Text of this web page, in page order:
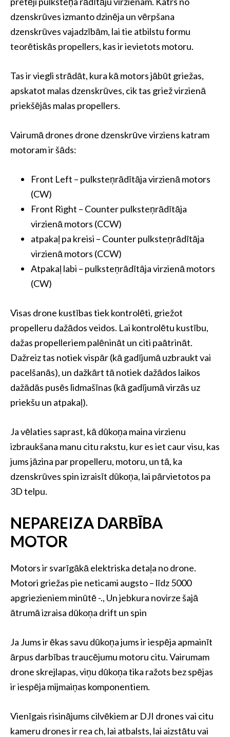
dzenskrūves izmanto dzinēja un vērpšana
dzenskrūves vajadzībām, lai tie atbilstu formu
teorētiskās propellers, kas ir ievietots motoru.
Tas ir viegli strādāt, kura kā motors jābūt griežas,
apskatot malas dzenskrūves, cik tas griež virzienā
priekšējās malas propellers.
Vairumā drones drone dzenskrūve virziens katram
motoram ir šāds:
Front Left – pulksteņrādītāja virzienā motors
(CW)
Front Right – Counter pulksteņrādītāja
virzienā motors (CCW)
atpakaļ pa kreisi – Counter pulksteņrādītāja
virzienā motors (CCW)
Atpakaļ labi – pulksteņrādītāja virzienā motors
(CW)
Visas drone kustības tiek kontrolēti, griežot
propelleru dažādos veidos. Lai kontrolētu kustību,
dažas propelleriem palēnināt un citi paātrināt.
Dažreiz tas notiek vispār (kā gadījumā uzbraukt vai
pacelšanās), un dažkārt tā notiek dažādos laikos
dažādās pusēs lidmašīnas (kā gadījumā virzās uz
priekšu un atpakaļ).
Ja vēlaties saprast, kā dūkoņa maina virzienu
izbraukšana manu citu rakstu, kur es iet caur visu, kas
jums jāzina par propelleru, motoru, un tā, ka
dzenskrūves spin izraisīt dūkoņa, lai pārvietotos pa
3D telpu.
NEPAREIZA DARBĪBA
MOTOR
Motors ir svarīgākā elektriska detaļa no drone.
Motori griežas pie neticami augsto – līdz 5000
apgriezieniem minūtē -., Un jebkura novirze šajā
ātrumā izraisa dūkoņa drift un spin
Ja Jums ir ēkas savu dūkoņa jums ir iespēja apmainīt
ārpus darbības traucējumu motoru citu. Vairumam
drone skrejlapas, viņu dūkoņa tika ražots bez spējas
ir iespēja mijmaiņas komponentiem.
Vienīgais risinājums cilvēkiem ar DJI drones vai citu
kameru drones ir rea ch, lai atbalsts, lai aizstātu vai